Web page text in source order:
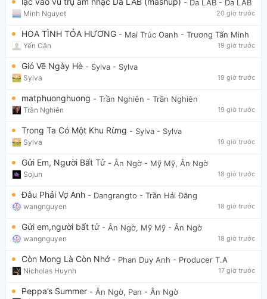
- Da LAB - Da LAB
Minh Nguyet 20 giờ trước
HOA TÌNH TỎA HƯƠNG - Mai Trúc Oanh - Trương Tấn Minh
Yến Cận 19 giờ trước
Gió Vẽ Ngày Hè - Sylva - Sylva
Sylva 19 giờ trước
matphuonghuong - Trần Nghiên - Trần Nghiên
Trần Nghiên 19 giờ trước
Trong Ta Có Một Khu Rừng - Sylva - Sylva
Sylva 19 giờ trước
Gửi Em, Người Bất Tử - Ân Ngờ - Mỹ Mỹ, Ân Ngờ
Sojun 18 giờ trước
Đâu Phải Vợ Anh - Dangrangto - Trần Hải Đăng
wangnguyen 18 giờ trước
Gửi em,người bất tử - Ân Ngờ, Mỹ Mỹ - Ân Ngờ
wangnguyen 18 giờ trước
Còn Mong Là Còn Nhớ - Phan Duy Anh - Producer T.A
Nicholas Huynh 17 giờ trước
Peppa’s Summer - Ân Ngờ, Pan - Ân Ngờ